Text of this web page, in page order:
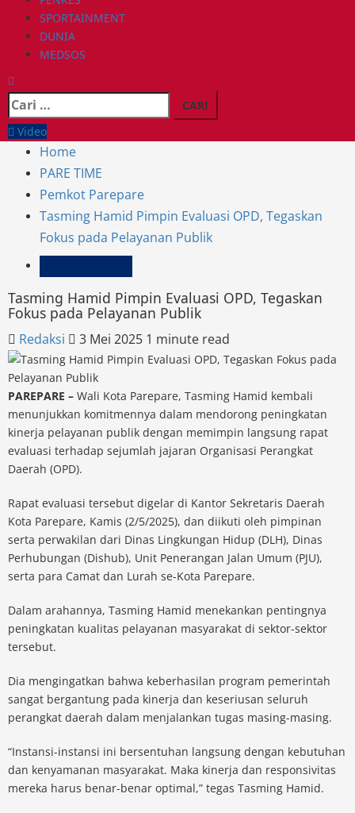
SPORTAINMENT
DUNIA
MEDSOS
Cari
untuk:
Video
Home
PARE TIME
Pemkot Parepare
Tasming Hamid Pimpin Evaluasi OPD, Tegaskan
Fokus pada Pelayanan Publik
Tasming Hamid Pimpin Evaluasi OPD, Tegaskan
Fokus pada Pelayanan Publik
Redaksi 3 Mei 2025 1 minute read
PAREPARE – Wali Kota Parepare, Tasming Hamid kembali
menunjukkan komitmennya dalam mendorong peningkatan
kinerja pelayanan publik dengan memimpin langsung rapat
evaluasi terhadap sejumlah jajaran Organisasi Perangkat
Daerah (OPD).
Rapat evaluasi tersebut digelar di Kantor Sekretaris Daerah
Kota Parepare, Kamis (2/5/2025), dan diikuti oleh pimpinan
serta perwakilan dari Dinas Lingkungan Hidup (DLH), Dinas
Perhubungan (Dishub), Unit Penerangan Jalan Umum (PJU),
serta para Camat dan Lurah se-Kota Parepare.
Dalam arahannya, Tasming Hamid menekankan pentingnya
peningkatan kualitas pelayanan masyarakat di sektor-sektor
tersebut.
Dia mengingatkan bahwa keberhasilan program pemerintah
sangat bergantung pada kinerja dan keseriusan seluruh
perangkat daerah dalam menjalankan tugas masing-masing.
“Instansi-instansi ini bersentuhan langsung dengan kebutuhan
dan kenyamanan masyarakat. Maka kinerja dan responsivitas
mereka harus benar-benar optimal,” tegas Tasming Hamid.